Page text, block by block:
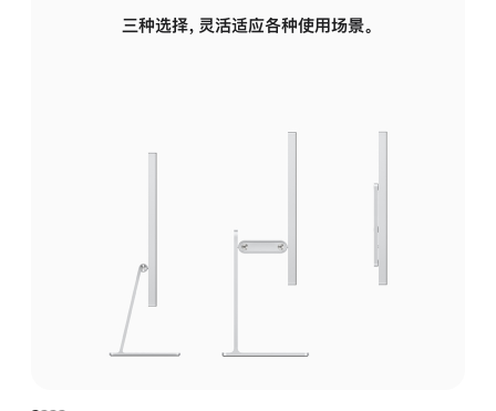
三种选择，灵活适应各种使用场景。